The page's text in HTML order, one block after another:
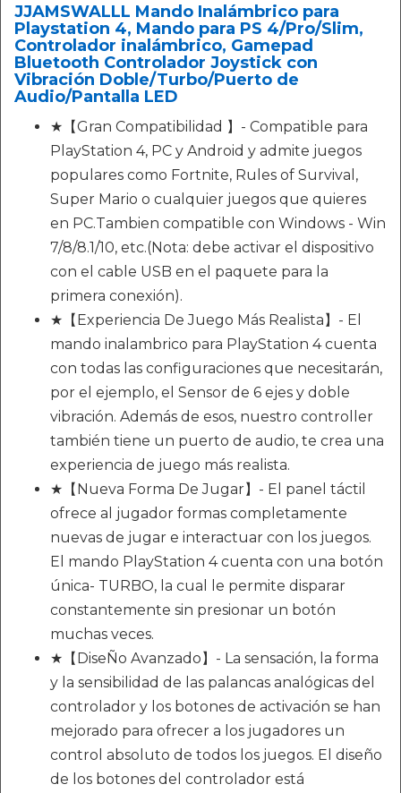
JJAMSWALLL Mando Inalámbrico para
Playstation 4, Mando para PS 4/Pro/Slim,
Controlador inalámbrico, Gamepad
Bluetooth Controlador Joystick con
Vibración Doble/Turbo/Puerto de
Audio/Pantalla LED
★【Gran Compatibilidad 】- Compatible para
PlayStation 4, PC y Android y admite juegos
populares como Fortnite, Rules of Survival,
Super Mario o cualquier juegos que quieres
en PC.Tambien compatible con Windows - Win
7/8/8.1/10, etc.(Nota: debe activar el dispositivo
con el cable USB en el paquete para la
primera conexión).
★【Experiencia De Juego Más Realista】- El
mando inalambrico para PlayStation 4 cuenta
con todas las configuraciones que necesitarán,
por el ejemplo, el Sensor de 6 ejes y doble
vibración. Además de esos, nuestro controller
también tiene un puerto de audio, te crea una
experiencia de juego más realista.
★【Nueva Forma De Jugar】- El panel táctil
ofrece al jugador formas completamente
nuevas de jugar e interactuar con los juegos.
El mando PlayStation 4 cuenta con una botón
única- TURBO, la cual le permite disparar
constantemente sin presionar un botón
muchas veces.
★【DiseÑo Avanzado】- La sensación, la forma
y la sensibilidad de las palancas analógicas del
controlador y los botones de activación se han
mejorado para ofrecer a los jugadores un
control absoluto de todos los juegos. El diseño
de los botones del controlador está